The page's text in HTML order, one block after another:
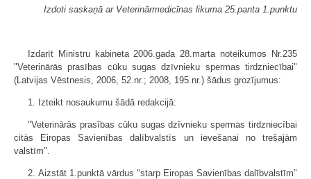
Izdoti saskaņā ar Veterinārmedicīnas likuma 25.panta 1.punktu
Izdarīt Ministru kabineta 2006.gada 28.marta noteikumos Nr.235
"Veterinārās prasības cūku sugas dzīvnieku spermas tirdzniecībai"
(Latvijas Vēstnesis, 2006, 52.nr.; 2008, 195.nr.) šādus grozījumus:
1. Izteikt nosaukumu šādā redakcijā:
"Veterinārās prasības cūku sugas dzīvnieku spermas tirdzniecībai
citās Eiropas Savienības dalībvalstīs un ievešanai no trešajām
valstīm".
2. Aizstāt 1.punktā vārdus "starp Eiropas Savienības dalībvalstīm"